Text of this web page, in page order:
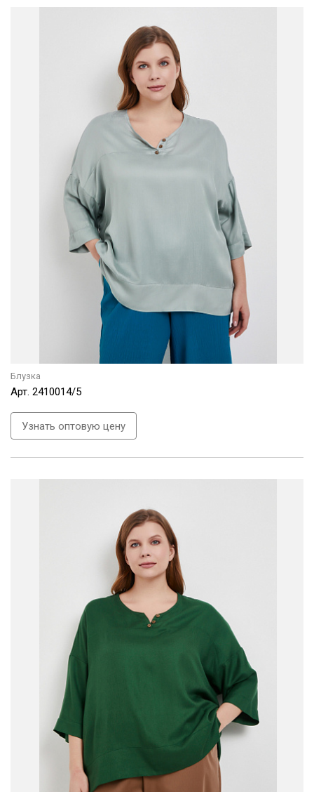
Блузка
Арт. 2410014/5
Узнать оптовую цену